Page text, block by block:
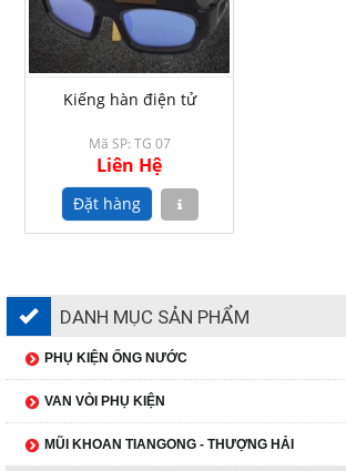
Kiếng hàn điện tử
Mã SP: TG 07
Liên Hệ
DANH MỤC SẢN PHẨM
PHỤ KIỆN ỐNG NƯỚC
VAN VÒI PHỤ KIỆN
MŨI KHOAN TIANGONG - THƯỢNG HẢI